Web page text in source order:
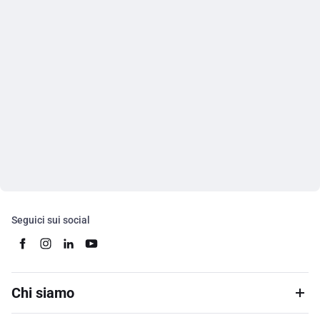
Seguici sui social
Chi siamo